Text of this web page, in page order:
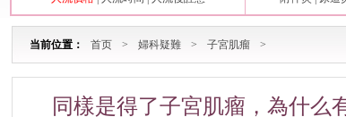
当前位置： 首页 > 婦科疑難 > 子宮肌瘤 >
同樣是得了子宮肌瘤，為什么